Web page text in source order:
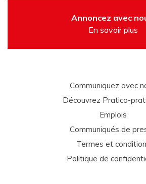
Annoncez avec
En savoir plus
Communiquez avec
Découvrez Pratico-
Emplois
Communiqués de
Termes et
Politique de